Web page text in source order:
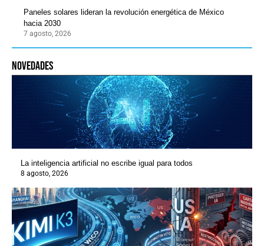
Paneles solares lideran la revolución energética de México
hacia 2030
7 agosto, 2026
novedades
La inteligencia artificial no escribe igual para todos
8 agosto, 2026